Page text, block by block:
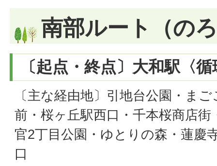
南部ルート（の
〔起点・終点〕大和駅〈
〔主な経由地〕引地台公園・ま
前・桜ヶ丘駅西口・千本桜商店街
官2丁目公園・ゆとりの森・蓮慶
口